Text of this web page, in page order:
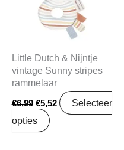
Little Dutch & Nijntje
vintage Sunny stripes
rammelaar
€6,99 €5,52
Selecteer
opties